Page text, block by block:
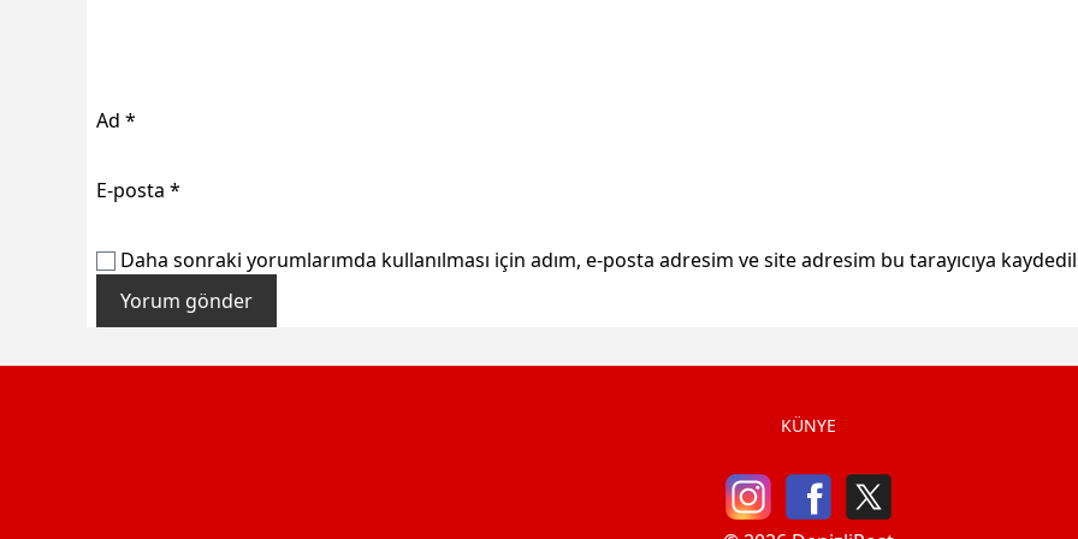
Ad *
E-posta *
Daha sonraki yorumlarımda kullanılması için adım, e-posta adresim ve site adresim bu tarayıcıya
KÜNYE